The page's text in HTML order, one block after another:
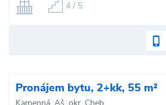
4 / 5
Pronájem bytu, 2+kk, 55 m²